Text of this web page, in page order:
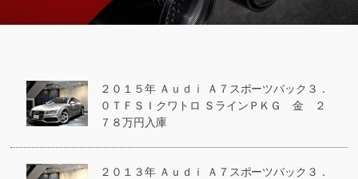
全国納車 特別作業 注文販売
プライバシーポリシー スタッフblog 納車blog
２０１５年 Ａｕｄｉ Ａ７スポーツバック３．
０ＴＦＳＩクワトロ ＳラインＰＫＧ 金 ２
７８万円入庫
２０１３年 Ａｕｄｉ Ａ７スポーツバック３．